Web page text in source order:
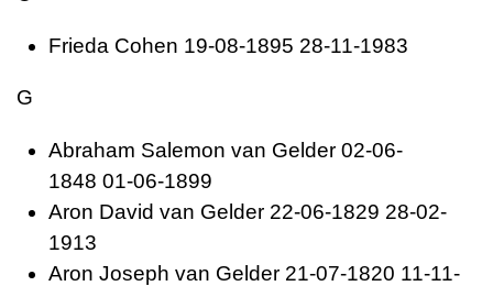
Frieda Cohen 19-08-1895 28-11-1983
G
Abraham Salemon van Gelder 02-06-
1848 01-06-1899
Aron David van Gelder 22-06-1829 28-02-
1913
Aron Joseph van Gelder 21-07-1820 11-11-